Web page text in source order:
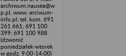
archiwum.nausea@w
p.pl, www: arciwum-
info.pl; tel. kom. 691
261 661; 691 100
399; 691 100 988
(dzwonić
poniedziałek-wtorek
w godz. 9:00-14:00)